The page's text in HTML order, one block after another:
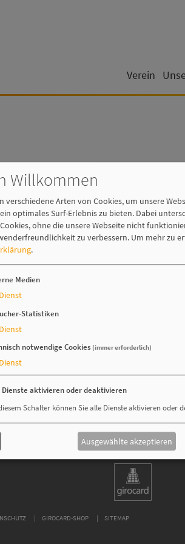
Verein
geht es
GIROCARD-SHOP SITEMAP
Willkommen
verschiedene Arten von Cookies, um unsere
optimales Surf-Erlebnis zu bieten. Dabei
ohne die unsere Webseite nicht
zu verbessern. Um mehr zu
.
Medien
Dienst
Statistiken
Dienst
notwendige Cookies (immer erforderlich)
Dienst
Dienste aktivieren oder deaktivieren
Schalter können Sie alle Dienste aktivieren oder
Ausgewählte akzeptieren